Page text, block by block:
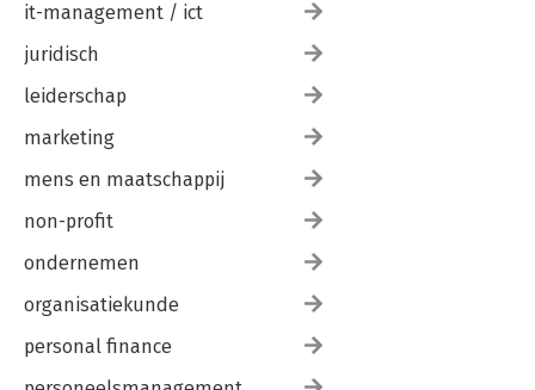
it-management / ict
juridisch
leiderschap
marketing
mens en maatschappij
non-profit
ondernemen
organisatiekunde
personal finance